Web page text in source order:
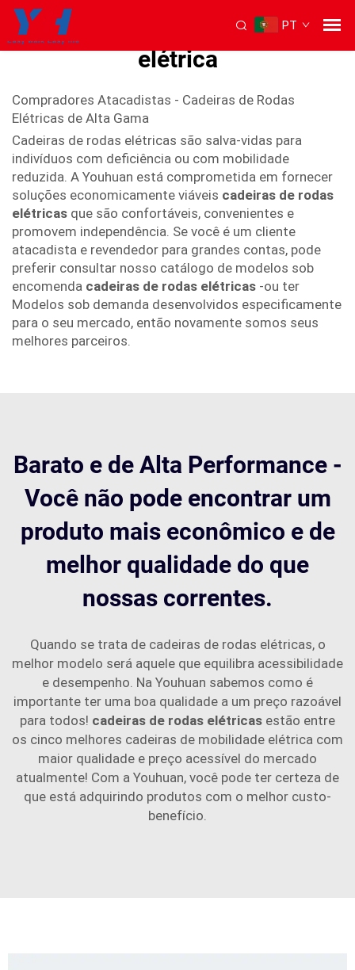
PT
Melhor cadeira de rodas
elétrica
Compradores Atacadistas - Cadeiras de Rodas
Elétricas de Alta Gama
Cadeiras de rodas elétricas são salva-vidas para
indivíduos com deficiência ou com mobilidade
reduzida. A Youhuan está comprometida em fornecer
soluções economicamente viáveis cadeiras de rodas
elétricas que são confortáveis, convenientes e
promovem independência. Se você é um cliente
atacadista e revendedor para grandes contas, pode
preferir consultar nosso catálogo de modelos sob
encomenda cadeiras de rodas elétricas -ou ter
Modelos sob demanda desenvolvidos especificamente
para o seu mercado, então novamente somos seus
melhores parceiros.
Barato e de Alta Performance -
Você não pode encontrar um
produto mais econômico e de
melhor qualidade do que
nossas correntes.
Quando se trata de cadeiras de rodas elétricas, o
melhor modelo será aquele que equilibra acessibilidade
e desempenho. Na Youhuan sabemos como é
importante ter uma boa qualidade a um preço razoável
para todos! cadeiras de rodas elétricas estão entre
os cinco melhores cadeiras de mobilidade elétrica com
maior qualidade e preço acessível do mercado
atualmente! Com a Youhuan, você pode ter certeza de
que está adquirindo produtos com o melhor custo-
benefício.